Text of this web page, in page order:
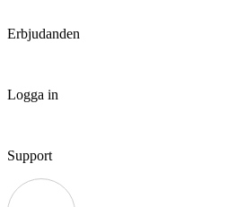
Erbjudanden
Logga in
Support